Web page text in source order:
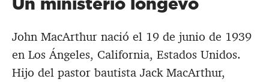
John MacArthur nació el 19 de junio de 1939
en Los Ángeles, California, Estados Unidos.
Hijo del pastor bautista Jack MacArthur,